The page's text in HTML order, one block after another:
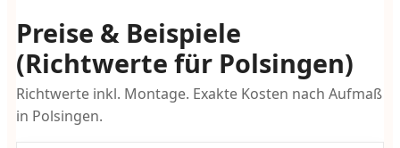
Preise & Beispiele
(Richtwerte für Polsingen)
Richtwerte inkl. Montage. Exakte Kosten nach Aufmaß
in Polsingen.